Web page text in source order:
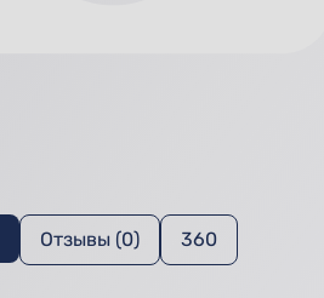
Отзывы (0) 360